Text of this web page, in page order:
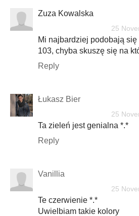
Zuza Kowalska
25
Mi najbardziej podobają
103, chyba skuszę się na
Reply
Łukasz Bier
25
Ta zieleń jest genialna *.*
Reply
Vanillia
25
Te czerwienie *.*
Uwielbiam takie kolory